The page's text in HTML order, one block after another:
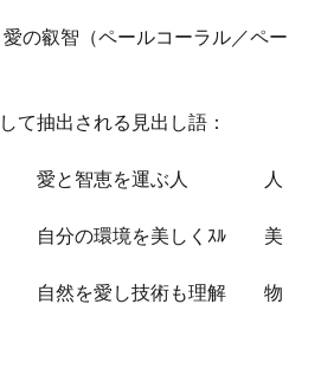
の叡智（ペールコーラル／ペー
て抽出される見出し語：
う 愛と智恵を運ぶ人 人
自分の環境を美しくｽﾙ 美
自然を愛し技術も理解 物
る